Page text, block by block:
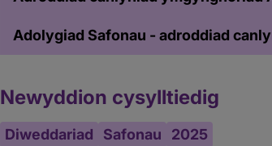
Adolygiad Safonau - adroddiad
Newyddion cysylltiedig
Diweddariad Safonau 2025